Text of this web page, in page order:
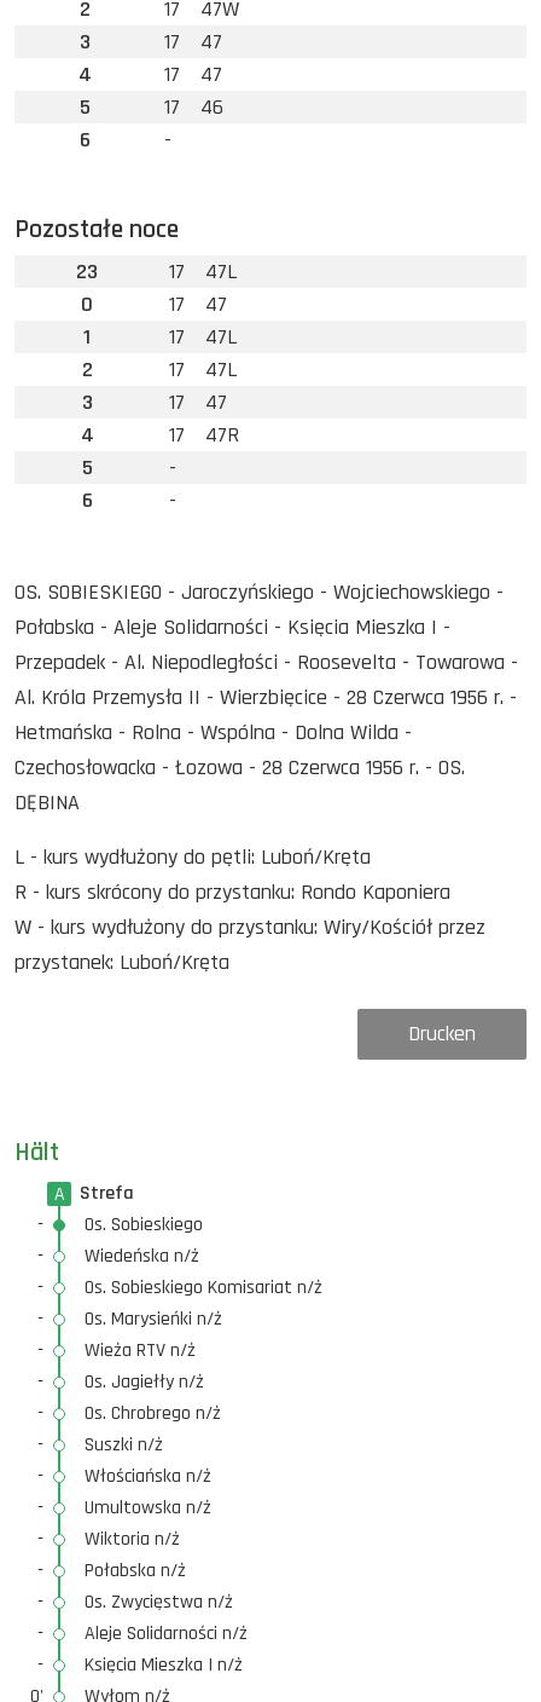
Hält
A
Strefa
-
Os. Sobieskiego
-
Wiedeńska n/ż
-
Os. Sobieskiego Komisariat n/ż
-
Os. Marysieńki n/ż
-
Wieża RTV n/ż
-
Os. Jagiełły n/ż
-
Os. Chrobrego n/ż
-
Suszki n/ż
-
Włościańska n/ż
-
Umultowska n/ż
-
Wiktoria n/ż
-
Połabska n/ż
-
Os. Zwycięstwa n/ż
-
Aleje Solidarności n/ż
-
Księcia Mieszka I n/ż
0'
Wyłom n/ż
2
17
47W
3
17
47
4
17
47
5
17
46
6
-
Pozostałe noce
23 17
47L
0
17
47
1
17
47L
2
17
47L
3
17
47
4
17
47R
5
-
6
-
OS. SOBIESKIEGO - Jaroczyńskiego - Wojciechowskiego -
Połabska - Aleje Solidarności - Księcia Mieszka I -
Przepadek - Al. Niepodległości - Roosevelta - Towarowa -
Al. Króla Przemysła II - Wierzbięcice - 28 Czerwca 1956 r. -
Hetmańska - Rolna - Wspólna - Dolna Wilda -
Czechosłowacka - Łozowa - 28 Czerwca 1956 r. - OS.
DĘBINA
L - kurs wydłużony do pętli: Luboń/Kręta
R - kurs skrócony do przystanku: Rondo Kaponiera
W - kurs wydłużony do przystanku: Wiry/Kościół przez
przystanek: Luboń/Kręta
Drucken